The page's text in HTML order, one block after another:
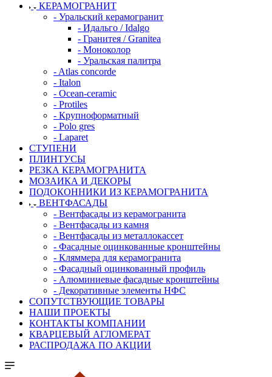
КЕРАМОГРАНИТ
- Уральский керамогранит
- Идальго / Idalgo
- Гранитея / Granitea
- Моноколор
- Уральская палитра
- Atlas concorde
- Italon
- Ocean-ceramic
- Protiles
- Крупноформатный
- Polo gres
- Laparet
СТУПЕНИ
ПЛИНТУСЫ
РЕЗКА КЕРАМОГРАНИТА
МОЗАИКА И ДЕКОРЫ
ПОДОКОННИКИ ИЗ КЕРАМОГРАНИТА
ВЕНТФАСАДЫ
- Вентфасады из керамогранита
- Вентфасады из камня
- Вентфасады из металлокассет
- Фасадные оцинкованные кронштейны
- Кляммера для керамогранита
- Фасадный оцинкованный профиль
- Алюминиевые фасадные кронштейны
- Декоративные элементы НФС
СОПУТСТВУЮЩИЕ ТОВАРЫ
НАШИ ПРОЕКТЫ
КОНТАКТЫ КОМПАНИИ
КВАРЦЕВЫЙ АГЛОМЕРАТ
РАСПРОДАЖА ПО АКЦИИ